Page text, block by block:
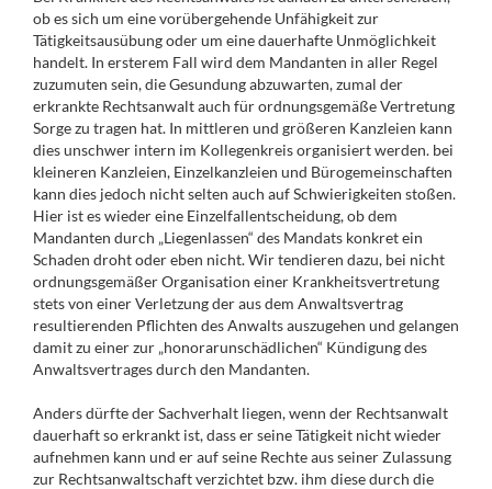
ob es sich um eine vorübergehende Unfähigkeit zur
Tätigkeitsausübung oder um eine dauerhafte Unmöglichkeit
handelt. In ersterem Fall wird dem Mandanten in aller Regel
zuzumuten sein, die Gesundung abzuwarten, zumal der
erkrankte Rechtsanwalt auch für ordnungsgemäße Vertretung
Sorge zu tragen hat. In mittleren und größeren Kanzleien kann
dies unschwer intern im Kollegenkreis organisiert werden. bei
kleineren Kanzleien, Einzelkanzleien und Bürogemeinschaften
kann dies jedoch nicht selten auch auf Schwierigkeiten stoßen.
Hier ist es wieder eine Einzelfallentscheidung, ob dem
Mandanten durch „Liegenlassen“ des Mandats konkret ein
Schaden droht oder eben nicht. Wir tendieren dazu, bei nicht
ordnungsgemäßer Organisation einer Krankheitsvertretung
stets von einer Verletzung der aus dem Anwaltsvertrag
resultierenden Pflichten des Anwalts auszugehen und gelangen
damit zu einer zur „honorarunschädlichen“ Kündigung des
Anwaltsvertrages durch den Mandanten.
Anders dürfte der Sachverhalt liegen, wenn der Rechtsanwalt
dauerhaft so erkrankt ist, dass er seine Tätigkeit nicht wieder
aufnehmen kann und er auf seine Rechte aus seiner Zulassung
zur Rechtsanwaltschaft verzichtet bzw. ihm diese durch die